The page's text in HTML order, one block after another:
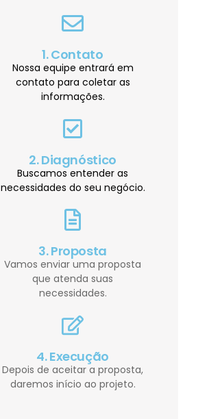
1. Contato
Nossa equipe entrará em
contato para coletar as
informações.
2. Diagnóstico
Buscamos entender as
necessidades do seu negócio.
3. Proposta
Vamos enviar uma proposta
que atenda suas
necessidades.
4. Execução
Depois de aceitar a proposta,
daremos início ao projeto.